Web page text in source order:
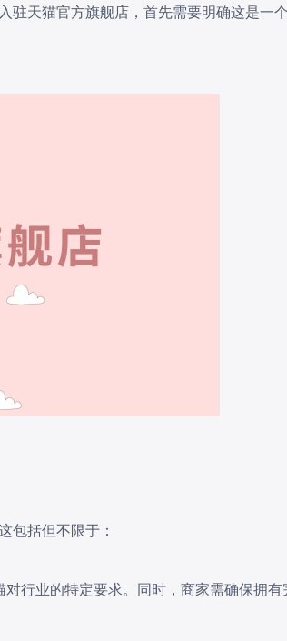
驻天猫官方旗舰店，首先需要明确这是一
包括但不限于：
行业的特定要求。同时，商家需确保拥有